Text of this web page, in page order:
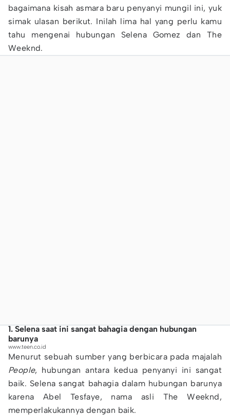
bagaimana kisah asmara baru penyanyi mungil ini, yuk
simak ulasan berikut. Inilah lima hal yang perlu kamu
tahu mengenai hubungan Selena Gomez dan The
Weeknd.
1. Selena saat ini sangat bahagia dengan hubungan
barunya
www.teen.co.id
Menurut sebuah sumber yang berbicara pada majalah
People, hubungan antara kedua penyanyi ini sangat
baik. Selena sangat bahagia dalam hubungan barunya
karena Abel Tesfaye, nama asli The Weeknd,
memperlakukannya dengan baik.